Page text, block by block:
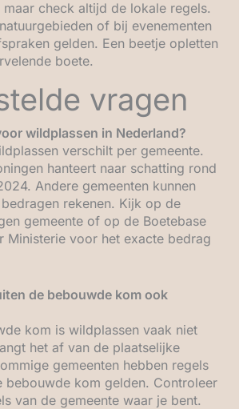
check altijd de lokale regels.
of bij evenementen
gelden. Een beetje opletten
boete.
vragen
wildplassen in Nederland?
verschilt per gemeente.
hanteert naar schatting rond
Andere gemeenten kunnen
rekenen. Kijk op de
gemeente of op de Boetebase
Ministerie voor het exacte bedrag
de bebouwde kom ook
kom is wildplassen vaak niet
het af van de plaatselijke
gemeenten hebben regels
bebouwde kom gelden. Controleer
van de gemeente waar je bent.